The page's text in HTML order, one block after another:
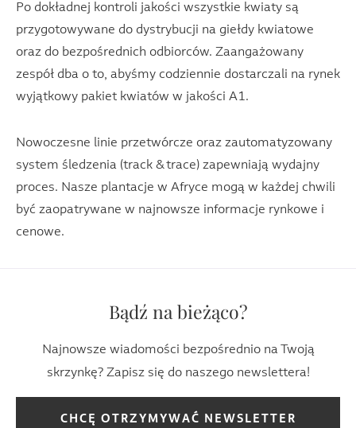
Po dokładnej kontroli jakości wszystkie kwiaty są
przygotowywane do dystrybucji na giełdy kwiatowe
oraz do bezpośrednich odbiorców. Zaangażowany
zespół dba o to, abyśmy codziennie dostarczali na rynek
wyjątkowy pakiet kwiatów w jakości A1.
Nowoczesne linie przetwórcze oraz zautomatyzowany
system śledzenia (track & trace) zapewniają wydajny
proces. Nasze plantacje w Afryce mogą w każdej chwili
być zaopatrywane w najnowsze informacje rynkowe i
cenowe.
Bądź na bieżąco?
Najnowsze wiadomości bezpośrednio na Twoją
skrzynkę? Zapisz się do naszego newslettera!
CHCĘ OTRZYMYWAĆ NEWSLETTER